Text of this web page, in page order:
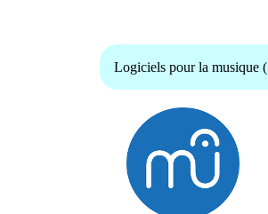
Logiciels pour la musique (